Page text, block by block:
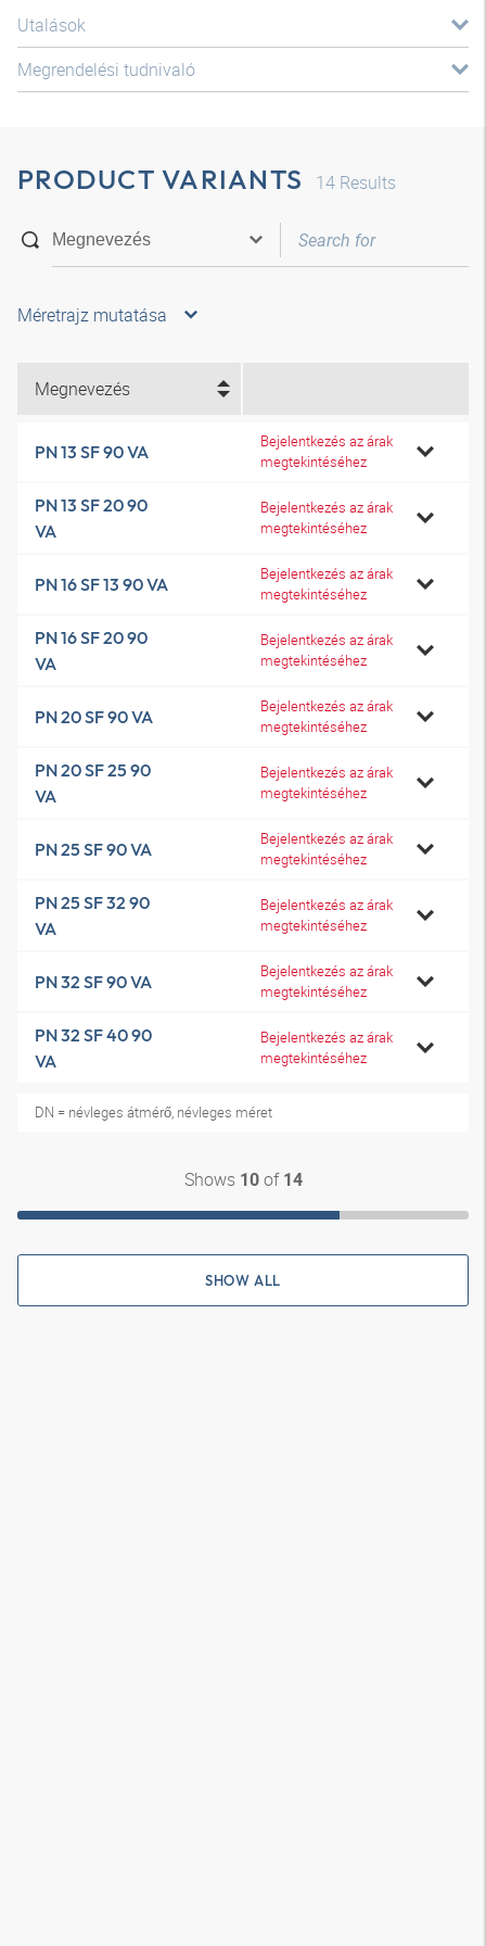
Utalások
Megrendelési tudnivaló
PRODUCT VARIANTS 14 Results
Méretrajz mutatása
Megnevezés
PN 13 SF 90 VA
Bejelentkezés az árak
megtekintéséhez
PN 13 SF 20 90
VA
Bejelentkezés az árak
megtekintéséhez
PN 16 SF 13 90 VA
Bejelentkezés az árak
megtekintéséhez
PN 16 SF 20 90
VA
Bejelentkezés az árak
megtekintéséhez
PN 20 SF 90 VA
Bejelentkezés az árak
megtekintéséhez
PN 20 SF 25 90
VA
Bejelentkezés az árak
megtekintéséhez
PN 25 SF 90 VA
Bejelentkezés az árak
megtekintéséhez
PN 25 SF 32 90
VA
Bejelentkezés az árak
megtekintéséhez
PN 32 SF 90 VA
Bejelentkezés az árak
megtekintéséhez
PN 32 SF 40 90
VA
Bejelentkezés az árak
megtekintéséhez
DN = névleges átmérő, névleges méret
Shows 10of 14
SHOW ALL